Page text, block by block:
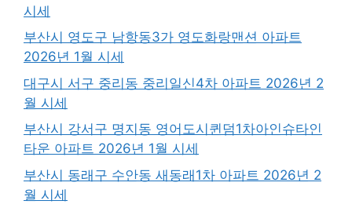
시세
부산시 영도구 남항동3가 영도화랑맨션 아파트
2026년 1월 시세
대구시 서구 중리동 중리일신4차 아파트 2026년 2
월 시세
부산시 강서구 명지동 영어도시퀸덤1차아인슈타인
타운 아파트 2026년 1월 시세
부산시 동래구 수안동 새동래1차 아파트 2026년 2
월 시세